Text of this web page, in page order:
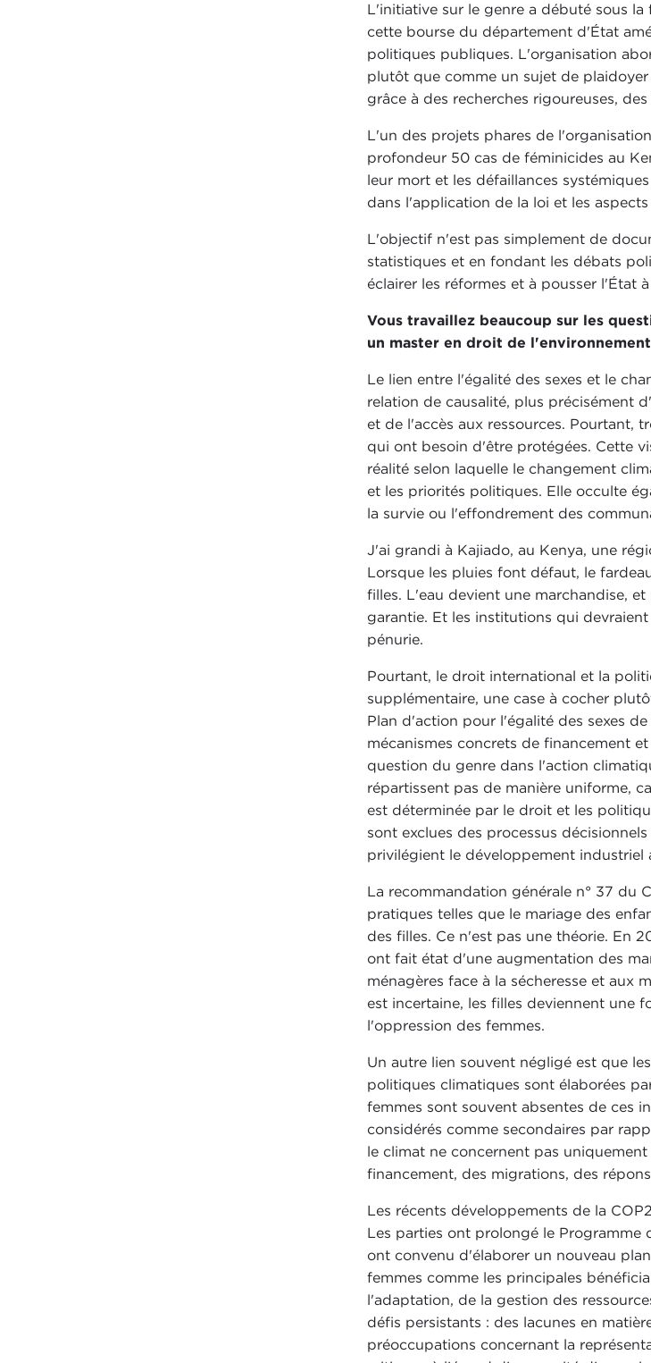
L'initiative sur le genre a débuté sous
cette bourse du département d'État
politiques publiques. L'organisation
plutôt que comme un sujet de
grâce à des recherches rigoureuses,
L'un des projets phares de
profondeur 50 cas de féminicides au
leur mort et les défaillances
dans l'application de la loi et les
L'objectif n'est pas simplement de
statistiques et en fondant les débats
éclairer les réformes et à pousser l'État
Vous travaillez beaucoup sur les
un master en droit de
Le lien entre l'égalité des sexes et le
relation de causalité, plus précisément
et de l'accès aux ressources. Pourtant,
qui ont besoin d'être protégées. Cette
réalité selon laquelle le changement
et les priorités politiques. Elle occulte
la survie ou l'effondrement des
J'ai grandi à Kajiado, au Kenya, une
Lorsque les pluies font défaut, le
filles. L'eau devient une marchandise,
garantie. Et les institutions qui
pénurie.
Pourtant, le droit international et la
supplémentaire, une case à cocher
Plan d'action pour l'égalité des sexes
mécanismes concrets de financement
question du genre dans l'action
répartissent pas de manière uniforme,
est déterminée par le droit et les
sont exclues des processus
privilégient le développement
La recommandation générale n° 37 du
pratiques telles que le mariage des
des filles. Ce n'est pas une théorie. En
ont fait état d'une augmentation des
ménagères face à la sécheresse et aux
est incertaine, les filles deviennent une
l'oppression des femmes.
Un autre lien souvent négligé est que
politiques climatiques sont élaborées
femmes sont souvent absentes de ces
considérés comme secondaires par
le climat ne concernent pas
financement, des migrations, des
Les récents développements de la
Les parties ont prolongé le Programme
ont convenu d'élaborer un nouveau
femmes comme les principales
l'adaptation, de la gestion des
défis persistants : des lacunes en
préoccupations concernant la